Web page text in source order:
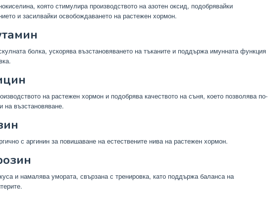
която стимулира производството на азотен оксид, подобрявайки
и засилвайки освобождаването на растежен хормон.
болка, ускорява възстановяването на тъканите и поддържа имунната функция
на растежен хормон и подобрява качеството на съня, което позволява по-
на възстановяване.
с аргинин за повишаване на естествените нива на растежен хормон.
и намалява умората, свързана с тренировка, като поддържа баланса на